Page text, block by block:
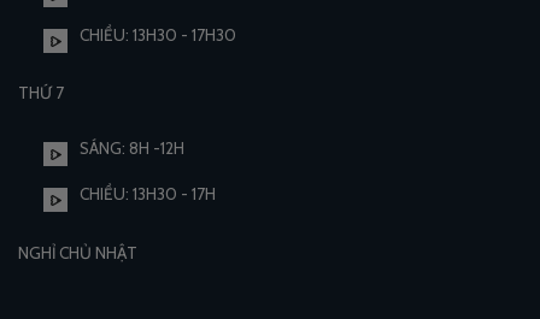
CHIỀU: 13H30 - 17H30
THỨ 7
SÁNG: 8H -12H
CHIỀU: 13H30 - 17H
NGHỈ CHỦ NHẬT